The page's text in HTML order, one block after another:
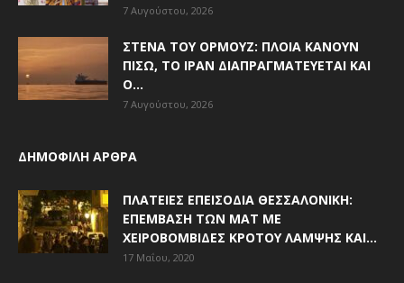
7 Αυγούστου, 2026
ΣΤΕΝΆ ΤΟΥ ΟΡΜΟΎΖ: ΠΛΟΊΑ ΚΆΝΟΥΝ
ΠΊΣΩ, ΤΟ ΙΡΆΝ ΔΙΑΠΡΑΓΜΑΤΕΎΕΤΑΙ ΚΑΙ
Ο...
7 Αυγούστου, 2026
ΔΗΜΟΦΙΛΗ ΑΡΘΡΑ
ΠΛΑΤΕΊΕΣ ΕΠΕΙΣΌΔΙΑ ΘΕΣΣΑΛΟΝΊΚΗ:
ΕΠΈΜΒΑΣΗ ΤΩΝ ΜΑΤ ΜΕ
ΧΕΙΡΟΒΟΜΒΊΔΕΣ ΚΡΌΤΟΥ ΛΆΜΨΗΣ ΚΑΙ...
17 Μαΐου, 2020